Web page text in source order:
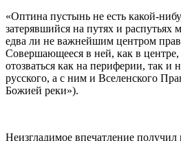
«Оптина пустынь не есть какой-
затерявшийся на путях и распутьях
едва ли не важнейшим центром
Совершающееся в ней, как в
отозваться как на периферии, так и
русского, а с ним и Вселенского
Божией реки»).
Неизгладимое впечатление получил